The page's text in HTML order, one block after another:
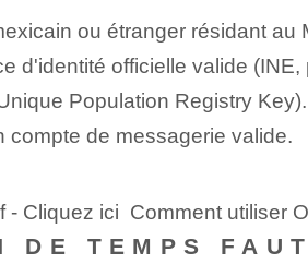
ou étranger résidant au
d'identité officielle valide
Population Registry Key⁢).
compte de messagerie valide.
- Cliquez ici Comment utiliser
DE TEMPS